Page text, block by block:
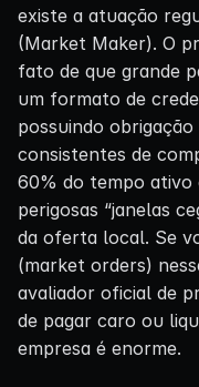
existe a atuação
(Market Maker). O
fato de que grande
um formato de
possuindo
consistentes de
60% do tempo ativo
perigosas “janelas
da oferta local. Se
(market orders)
avaliador oficial de
de pagar caro ou
empresa é enorme.